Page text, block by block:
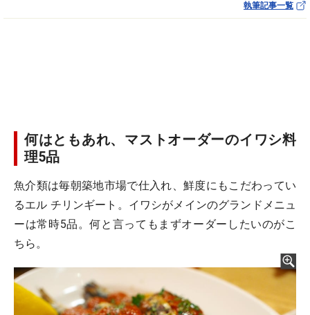
執筆記事一覧
何はともあれ、マストオーダーのイワシ料
理5品
魚介類は毎朝築地市場で仕入れ、鮮度にもこだわってい
るエル チリンギート。イワシがメインのグランドメニュ
ーは常時5品。何と言ってもまずオーダーしたいのがこ
ちら。